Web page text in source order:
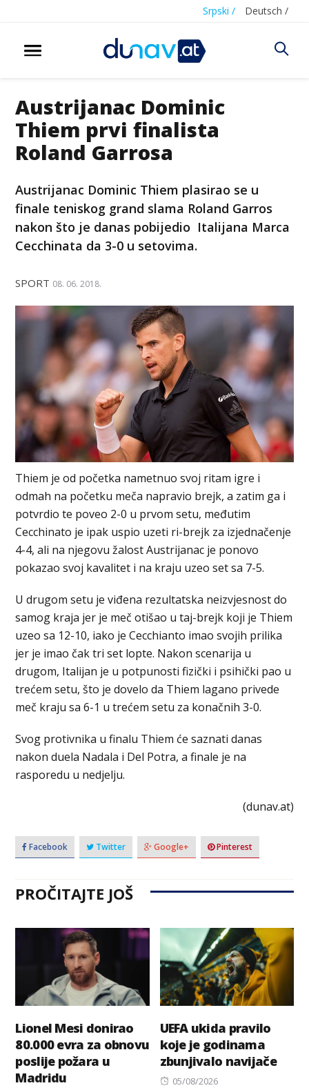
Srpski / Deutsch /
Austrijanac Dominic
Thiem prvi finalista
Roland Garrosa
Austrijanac Dominic Thiem plasirao se u
finale teniskog grand slama Roland Garros
nakon što je danas pobijedio Italijana Marca
Cecchinata da 3-0 u setovima.
SPORT 08. 06. 2018.
Thiem je od početka nametnuo svoj ritam igre i
odmah na početku meča napravio brejk, a zatim ga i
potvrdio te poveo 2-0 u prvom setu, međutim
Cecchinato je ipak uspio uzeti ri-brejk za izjednačenje
4-4, ali na njegovu žalost Austrijanac je ponovo
pokazao svoj kavalitet i na kraju uzeo set sa 7-5.
U drugom setu je viđena rezultatska neizvjesnost do
samog kraja jer je meč otišao u taj-brejk koji je Thiem
uzeo sa 12-10, iako je Cecchianto imao svojih prilika
jer je imao čak tri set lopte. Nakon scenarija u
drugom, Italijan je u potpunosti fizički i psihički pao u
trećem setu, što je dovelo da Thiem lagano privede
meč kraju sa 6-1 u trećem setu za konačnih 3-0.
Svog protivnika u finalu Thiem će saznati danas
nakon duela Nadala i Del Potra, a finale je na
rasporedu u nedjelju.
(dunav.at)
Facebook Twitter Google+ Pinterest
PROČITAJTE JOŠ
Lionel Mesi donirao
80.000 evra za obnovu
poslije požara u
Madridu
UEFA ukida pravilo
koje je godinama
zbunjivalo navijače
Posted
05/08/2026